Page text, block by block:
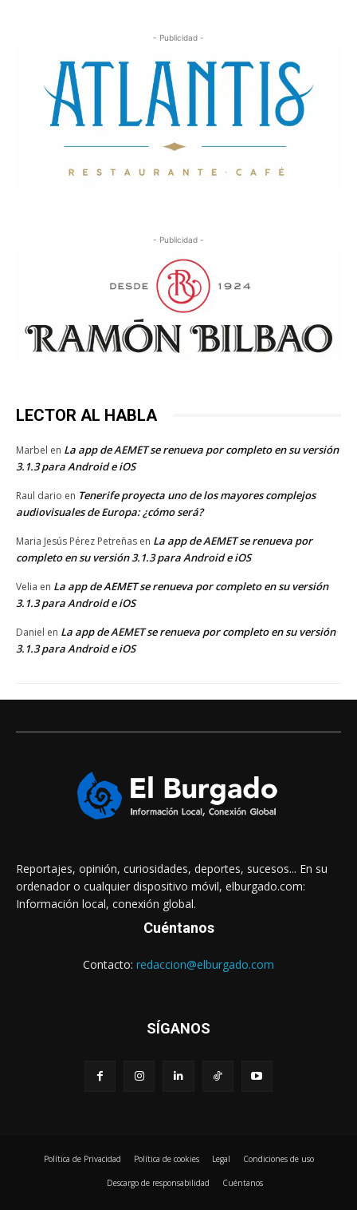
- Publicidad -
- Publicidad -
LECTOR AL HABLA
Marbel en La app de AEMET se renueva por completo en su versión
3.1.3 para Android e iOS
Raul dario en Tenerife proyecta uno de los mayores complejos
audiovisuales de Europa: ¿cómo será?
Maria Jesús Pérez Petreñas en La app de AEMET se renueva por
completo en su versión 3.1.3 para Android e iOS
Velia en La app de AEMET se renueva por completo en su versión
3.1.3 para Android e iOS
Daniel en La app de AEMET se renueva por completo en su versión
3.1.3 para Android e iOS
Reportajes, opinión, curiosidades, deportes, sucesos... En su
ordenador o cualquier dispositivo móvil, elburgado.com:
Información local, conexión global.
Cuéntanos
Contacto: redaccion@elburgado.com
SÍGANOS
Política de Privacidad Política de cookies Legal Condiciones de uso
Descargo de responsabilidad Cuéntanos